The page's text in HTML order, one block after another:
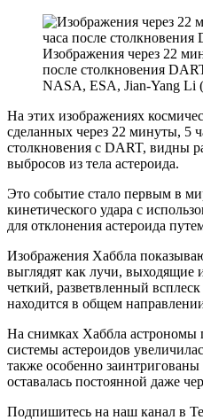
Изображения через 22
после столкновения
NASA, ESA, Jian-Yang Li
На этих изображениях
сделанных через 22 минуты, 5
столкновения с DART, видны
выбросов из тела астероида.
Это событие стало первым в
кинетического удара с
для отклонения астероида
Изображения Хаббла
выглядят как лучи, выходящие
четкий, разветвленный
находится в общем
На снимках Хаббла астрономы
системы астероидов
также особенно заинтригованы
оставалась постоянной даже
Подпишитесь на наш канал в